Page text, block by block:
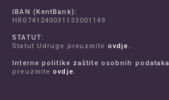
IBAN (KentBank):
HR0741240031133001149
STATUT:
Statut Udruge preuzmite ovdje.
Interne politike zaštite osobnih podataka
preuzmiteovdje.